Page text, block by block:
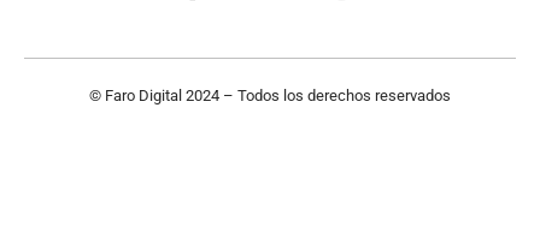
© Faro Digital 2024 – Todos los derechos reservados